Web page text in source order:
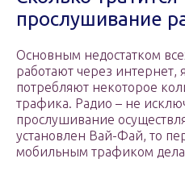
прослушивание
Основным недостатком
работают через интернет,
потребляют некоторое
трафика. Радио – не
прослушивание
установлен Вай-Фай, то
мобильным трафиком дела